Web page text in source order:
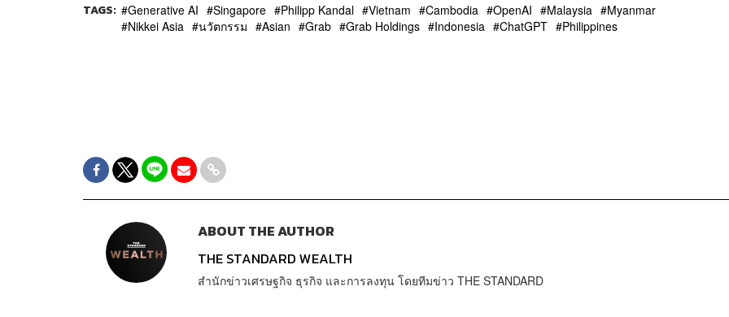
TAGS: Generative AI Singapore Philipp Kandal Vietnam Cambodia OpenAI Malaysia
Myanmar
Nikkei Asia
นวัตกรรม Asian Grab Grab Holdings Indonesia ChatGPT Philippines
ABOUT THE AUTHOR
THE STANDARD WEALTH
สำนักข่าวเศรษฐกิจ ธุรกิจ และการลงทุน โดยทีมข่าว THE STANDARD